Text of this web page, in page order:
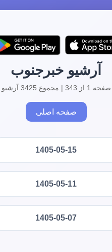
آرشیو خبرجنوب
صفحه 1 از 343 | مجموع 3425 آرشیو
صفحه اصلی
1405-05-15
1405-05-11
1405-05-07